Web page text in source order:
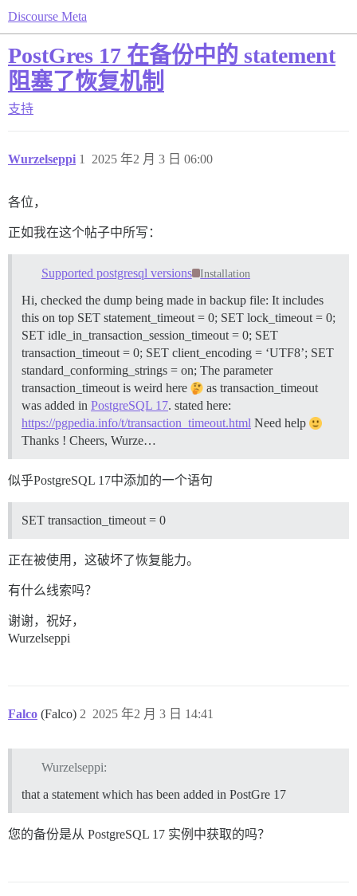
Discourse Meta
PostGres 17 在备份中的 statement
阻塞了恢复机制
支持
Wurzelseppi 2025 年2 月 3 日 06:00
1
各位，
正如我在这个帖子中所写：
Supported postgresql versions Installation
Hi, checked the dump being made in backup file: It includes
this on top SET statement_timeout = 0; SET lock_timeout = 0;
SET idle_in_transaction_session_timeout = 0; SET
transaction_timeout = 0; SET client_encoding = ‘UTF8’; SET
standard_conforming_strings = on; The parameter
transaction_timeout is weird here
as transaction_timeout
was added in PostgreSQL 17. stated here:
https://pgpedia.info/t/transaction_timeout.html Need help
Thanks ! Cheers, Wurze…
似乎PostgreSQL 17中添加的一个语句
SET transaction_timeout = 0
正在被使用，这破坏了恢复能力。
有什么线索吗？
谢谢，祝好，
Wurzelseppi
Falco (Falco) 2025 年2 月 3 日 14:41
2
Wurzelseppi:
that a statement which has been added in PostGre 17
您的备份是从 PostgreSQL 17 实例中获取的吗？